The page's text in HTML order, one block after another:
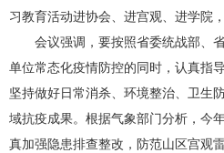
习教育活动进协会、进宫观、进学院
会议强调，要按照省委统战部、省
单位常态化疫情防控的同时，认真指
坚持做好日常消杀、环境整治、卫生
域抗疫成果。根据气象部门分析，今
真加强隐患排查整改，防范山区宫观